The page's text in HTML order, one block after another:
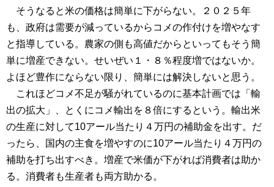
そうなると米の価格は簡単に下がらない。２０２５年
も、政府は需要が減っているからコメの作付けを増やなす
と指導している。農家の側も高値だからといってもそう簡
単に増産できない。せいぜい１・８％程度増ではないか。
よほど豊作にならない限り、簡単には解決しないと思う。
これほどコメ不足が騒がれているのに基本計画では「輸
出の拡大」、とくにコメ輸出を８倍にするという。輸出米
の生産に対して10アール当たり４万円の補助金を出す。だ
ったら、国内の主食を増やすのに10アール当たり４万円の
補助を打ち出すべき。増産で米価が下がれば消費者は助か
る。消費者も生産者も両方助かる。